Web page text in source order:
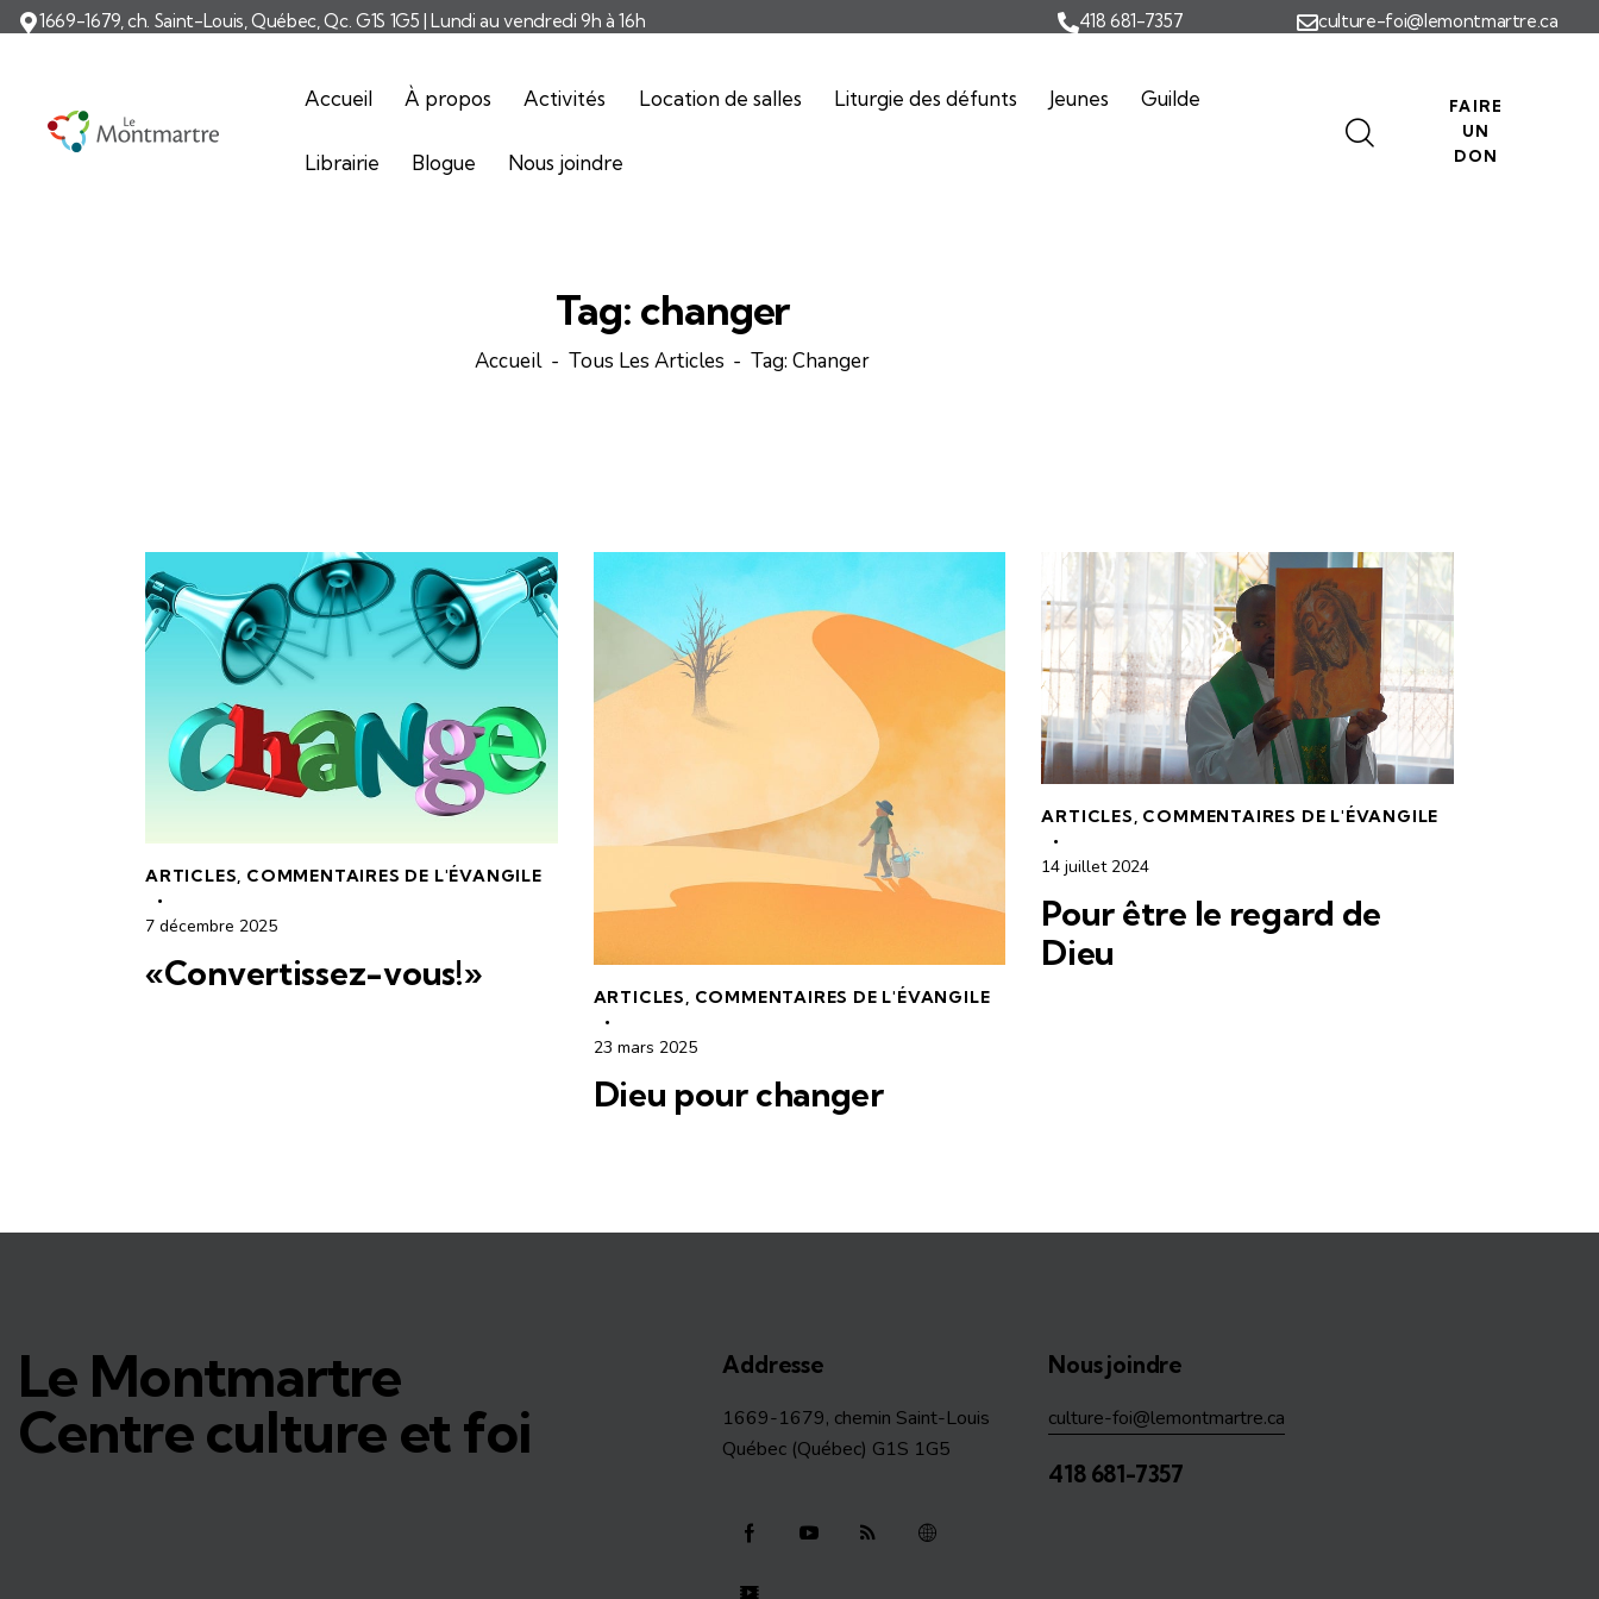
1669-1679, ch. Saint-Louis, Québec, Qc. G1S 1G5 | Lundi au vendredi 9h à 16h 418 681-7357 culture-foi@lemontmartre.ca
Accueil À propos Activités Location de salles Liturgie des défunts Jeunes Guilde
Librairie Blogue Nous joindre
FAIRE
UN
DON
Tag: changer
Accueil Tous Les Articles Tag: Changer
ARTICLES, COMMENTAIRES DE L'ÉVANGILE
7 décembre 2025
«Convertissez-vous!»
ARTICLES, COMMENTAIRES DE L'ÉVANGILE
23 mars 2025
Dieu pour changer
ARTICLES, COMMENTAIRES DE L'ÉVANGILE
14 juillet 2024
Pour être le regard de
Dieu
Le Montmartre
Centre culture et foi
Addresse
1669-1679, chemin Saint-Louis
Québec (Québec) G1S 1G5
Nous joindre
culture-foi@lemontmartre.ca
418 681-7357